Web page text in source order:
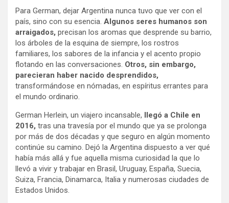
Para German, dejar Argentina nunca tuvo que ver con el
país, sino con su esencia. Algunos seres humanos son
arraigados, precisan los aromas que desprende su barrio,
los árboles de la esquina de siempre, los rostros
familiares, los sabores de la infancia y el acento propio
flotando en las conversaciones. Otros, sin embargo,
parecieran haber nacido desprendidos,
transformándose en nómadas, en espíritus errantes para
el mundo ordinario.
German Herlein, un viajero incansable, llegó a Chile en
2016, tras una travesía por el mundo que ya se prolonga
por más de dos décadas y que seguro en algún momento
continúe su camino. Dejó la Argentina dispuesto a ver qué
había más allá y fue aquella misma curiosidad la que lo
llevó a vivir y trabajar en Brasil, Uruguay, España, Suecia,
Suiza, Francia, Dinamarca, Italia y numerosas ciudades de
Estados Unidos.